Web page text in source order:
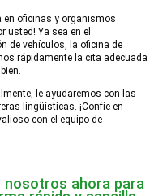
en oficinas y organismos
usted! Ya sea en el
de vehículos, la oficina de
rápidamente la cita adecuada
le ayudaremos con las
lingüísticas. ¡Confíe en
con el equipo de
ahora para